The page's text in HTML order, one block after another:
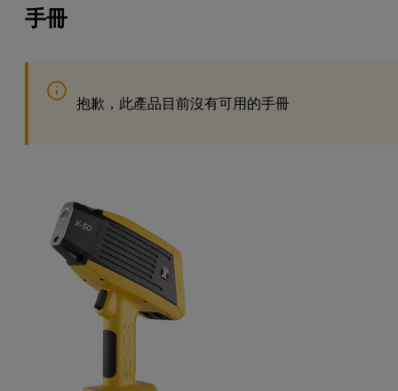
手冊
抱歉，此產品目前沒有可用的手冊